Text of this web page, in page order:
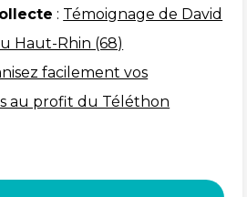
: Témoignage de David
Haut-Rhin (68)
facilement vos
au profit du Téléthon